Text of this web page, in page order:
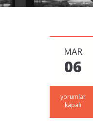
MAR
06
Kültür
Yatırım
yorumlar
kapalı